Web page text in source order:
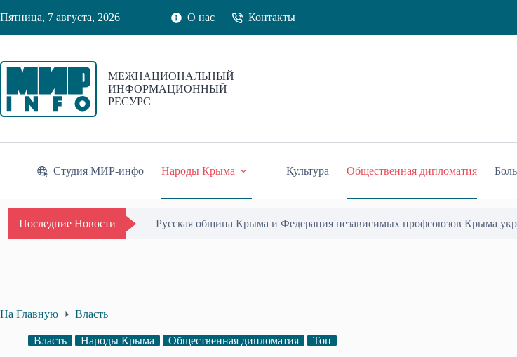
к
Пятница, 7 августа, 2026 О нас Контакты
МЕЖНАЦИОНАЛЬНЫЙ
ИНФОРМАЦИОННЫЙ
РЕСУРС
Студия МИР-инфо Народы Крыма Культура Общественная дипломатия
Последние Новости Русская община Крыма и Федерация независимых профсоюзов Крыма
На Главную Власть
Власть Народы Крыма Общественная дипломатия Топ